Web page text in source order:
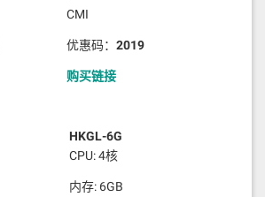
CMI
优惠码： 2019
购买链接
HKGL-6G
CPU: 4核
内存: 6GB